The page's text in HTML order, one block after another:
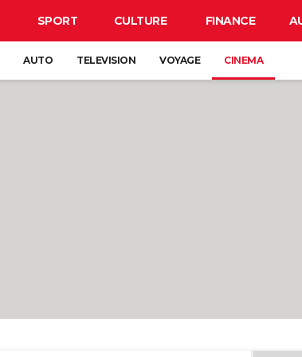
SPORT CULTURE FINANCE
AUTO TELEVISION VOYAGE CINEMA